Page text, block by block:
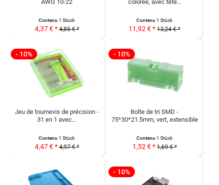
AWG 10-22
Contenu 1 Stück
4,37 € * 4,85 € *
colorée, avec tête...
Contenu 1 Stück
11,92 € * 13,24 € *
- 10%
Jeu de tournevis de précision -
31 en 1 avec...
Contenu 1 Stück
4,47 € * 4,97 € *
- 10%
Boîte de tri SMD -
75*30*21.5mm, vert, extensible
Contenu 1 Stück
1,52 € * 1,69 € *
- 10%